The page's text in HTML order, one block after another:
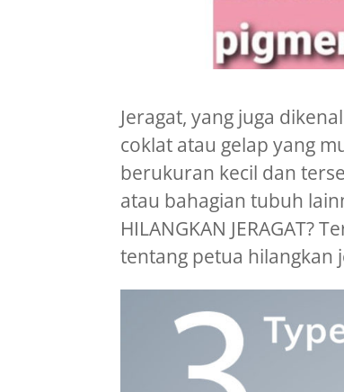
Jeragat, yang juga
coklat atau gelap yang
berukuran kecil dan
atau bahagian tubuh
HILANGKAN JERAGAT?
tentang petua hilangkan